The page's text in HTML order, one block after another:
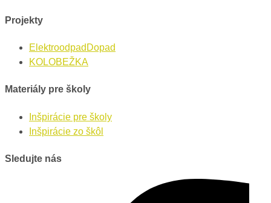
Projekty
ElektroodpadDopad
KOLOBEŽKA
Materiály pre školy
Inšpirácie pre školy
Inšpirácie zo škôl
Sledujte nás